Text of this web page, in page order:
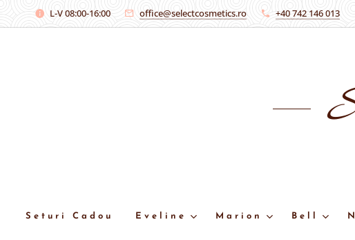
L-V 08:00-16:00 office@selectcosmetics.ro +40 742 146 013
Seturi Cadou Eveline Marion Bell